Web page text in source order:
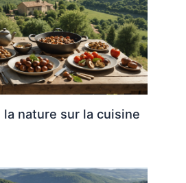
la nature sur la cuisine